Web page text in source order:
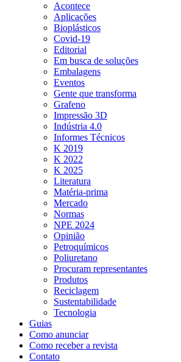
Acontece
Aplicações
Bioplásticos
Covid-19
Editorial
Em busca de soluções
Embalagens
Eventos
Gente que transforma
Grafeno
Impressão 3D
Indústria 4.0
Informes Técnicos
K 2019
K 2022
K 2025
Literatura
Matéria-prima
Mercado
Normas
NPE 2024
Opinião
Petroquímicos
Poliuretano
Procuram representantes
Produtos
Reciclagem
Sustentabilidade
Tecnologia
Guias
Como anunciar
Como receber a revista
Contato